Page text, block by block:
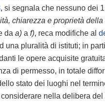
, si segnala che nessuno dei
chiarezza e proprietà
daa) af), reca modifiche al
una pluralità di istituti; in
le opere acquisite
di permesso, in totale
stato dei luoghi nel
nella delibera